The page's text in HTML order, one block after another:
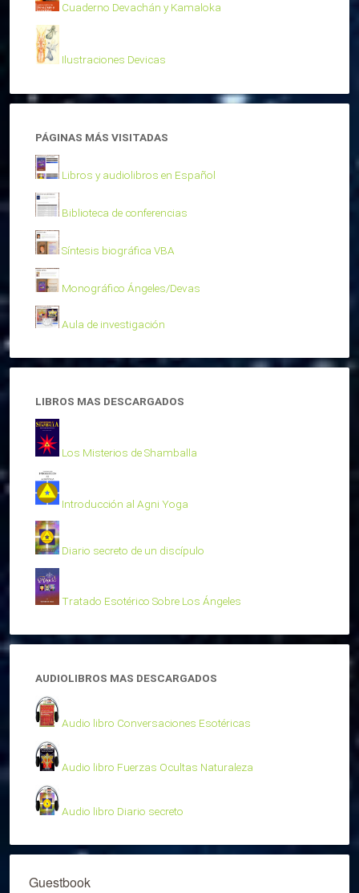
Cuaderno Devachán y Kamaloka
Ilustraciones Devicas
PÁGINAS MÁS VISITADAS
Libros y audiolibros en Español
Biblioteca de conferencias
Síntesis biográfica VBA
Monográfico Ángeles/Devas
Aula de investigación
LIBROS MAS DESCARGADOS
Los Misterios de Shamballa
Introducción al Agni Yoga
Diario secreto de un discípulo
Tratado Esotérico Sobre Los Ángeles
AUDIOLIBROS MAS DESCARGADOS
Audio libro Conversaciones Esotéricas
Audio libro Fuerzas Ocultas Naturaleza
Audio libro Diario secreto
Guestbook